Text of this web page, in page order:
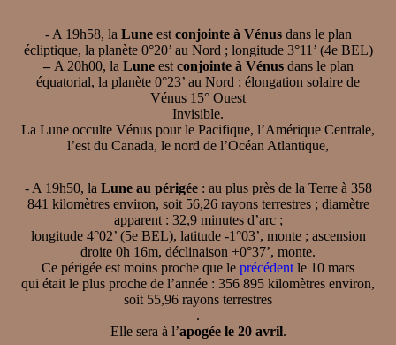
- A 19h58, la Luneest conjointe à Vénusdans le plan
écliptique, la planète 0°20’ au Nord ; longitude 3°11’ (4e BEL)
–A 20h00, la Luneest conjointe à Vénusdans le plan
équatorial, la planète 0°23’ au Nord ; élongation solaire de
Vénus 15° Ouest
Invisible.
La Lune occulte Vénus pour le Pacifique, l’Amérique Centrale,
l’est du Canada, le nord de l’Océan Atlantique,
- A 19h50, la Lune au périgée: au plus près de la Terre à 358
841 kilomètres environ, soit 56,26 rayons terrestres ; diamètre
apparent : 32,9 minutes d’arc ;
longitude 4°02’ (5e BEL), latitude -1°03’, monte ; ascension
droite 0h 16m, déclinaison +0°37’, monte.
Ce périgée est moins proche que le précédent le 10 mars
qui était le plus proche de l’année : 356 895 kilomètres environ,
soit 55,96 rayons terrestres
.
Elle sera à l’apogée le 20 avril.